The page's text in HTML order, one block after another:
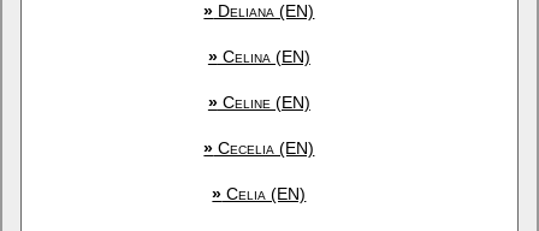
» Deliana (EN)
»Celina (EN)
»Celine (EN)
» Cecelia (EN)
» Celia (EN)